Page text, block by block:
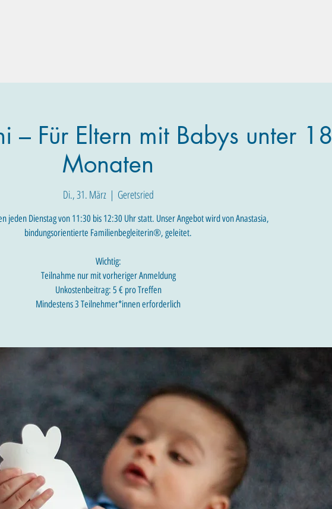
– Für Eltern mit Babys unter 18
Monaten
Di., 31. März
  |
Geretsried
jeden Dienstag von 11:30 bis 12:30 Uhr statt. Unser Angebot wird von Anastasia,
bindungsorientierte Familienbegleiterin®, geleitet.
Wichtig:
Teilnahme nur mit vorheriger Anmeldung
Unkostenbeitrag: 5 € pro Treffen
Mindestens 3 Teilnehmer*innen erforderlich